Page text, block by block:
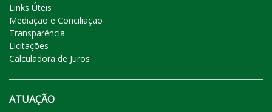
Links Úteis
Mediação e Conciliação
Transparência
Licitações
Calculadora de Juros
ATUAÇÃO